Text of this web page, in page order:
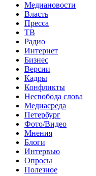
Медиановости
Власть
Пресса
ТВ
Радио
Интернет
Бизнес
Версии
Кадры
Конфликты
Несвобода слова
Медиасреда
Петербург
Фото/Видео
Мнения
Блоги
Интервью
Опросы
Полезное